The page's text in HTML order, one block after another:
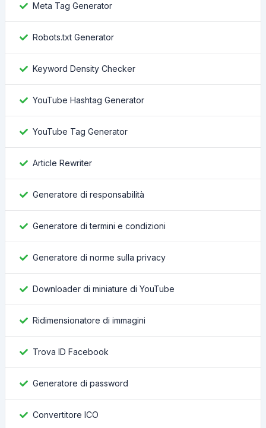
Meta Tag Generator
Robots.txt Generator
Keyword Density Checker
YouTube Hashtag Generator
YouTube Tag Generator
Article Rewriter
Generatore di responsabilità
Generatore di termini e condizioni
Generatore di norme sulla privacy
Downloader di miniature di YouTube
Ridimensionatore di immagini
Trova ID Facebook
Generatore di password
Convertitore ICO